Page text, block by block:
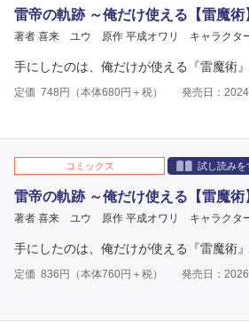
雷帝の軌跡 ～俺だけ使える【雷魔
著者 喜来 ユウ 原作 平成オワリ キャラクタ
手にしたのは、俺だけが使える『雷魔術
定価 748 円（本体680円＋税） 発売日：
コミックス 試し読みを
雷帝の軌跡 ～俺だけ使える【雷魔
著者 喜来 ユウ 原作 平成オワリ キャラクタ
手にしたのは、俺だけが使える『雷魔術
定価 836 円（本体760円＋税） 発売日：